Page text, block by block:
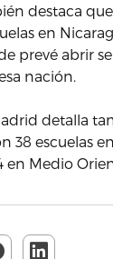
destaca que
en
prevé abrir
nación.
detalla
38 escuelas
en Medio